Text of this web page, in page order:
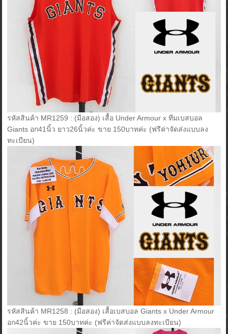
รหัสสินค้า MR1259 : (มือสอง) เสื้อ Under Armour x ทีมเบสบอล
Giants อก41นิ้ว ยาว26นิ้วค่ะ ขาย 150บาทค่ะ (ฟรีค่าจัดส่งแบบลง
ทะเบียน)
รหัสสินค้า MR1258 : (มือสอง) เสื้อเบสบอล Giants x Under Armour
อก42นิ้วค่ะ ขาย 150บาทค่ะ (ฟรีค่าจัดส่งแบบลงทะเบียน)